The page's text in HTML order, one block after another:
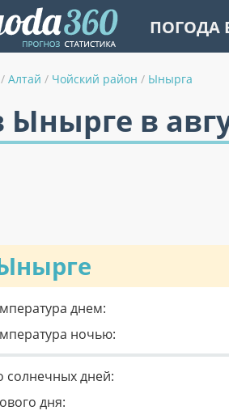
ПОГОДА
/ Алтай / Чойский район / Ынырга
Ынырге в
днем:
ночью:
солнечных дней:
дня: